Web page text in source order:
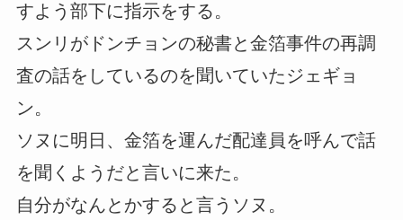
すよう部下に指示をする。
スンリがドンチョンの秘書と金箔事件の再調
査の話をしているのを聞いていたジェギョ
ン。
ソヌに明日、金箔を運んだ配達員を呼んで話
を聞くようだと言いに来た。
自分がなんとかすると言うソヌ。